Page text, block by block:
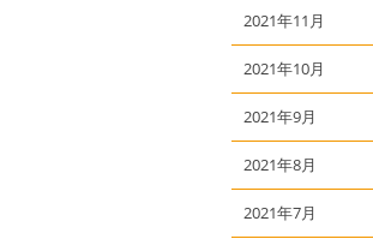
2021年11月
2021年10月
2021年9月
2021年8月
2021年7月